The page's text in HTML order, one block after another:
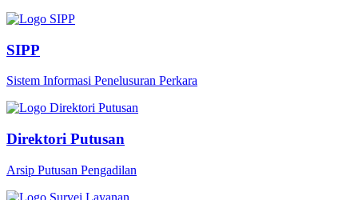
SIPP
Sistem Informasi Penelusuran Perkara
Direktori Putusan
Arsip Putusan Pengadilan